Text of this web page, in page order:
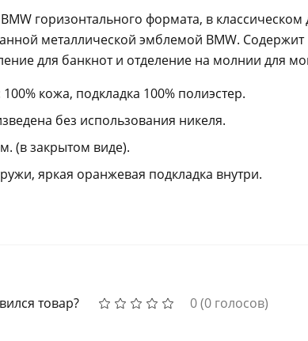
горизонтального формата, в
металлической эмблемой BMW. Содержит
для банкнот и отделение на молнии для
кожа, подкладка 100% полиэстер.
без использования никеля.
(в закрытом виде).
яркая оранжевая подкладка внутри.
товар? 0(0 голосов)